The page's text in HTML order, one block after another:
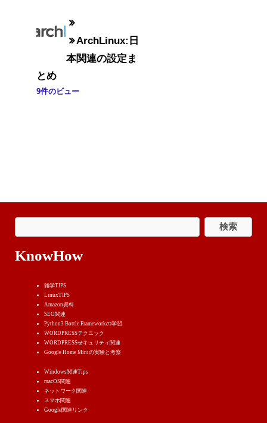
ArchLinux:日
本関連の設定ま
とめ
9件のビュー
KnowHow
雑学TIPS
LinuxTIPS
Amazon資料
SEO関連
Python3 Bottle Frameworkの学習
WORDPRESSテクニック
WORDPRESSせキュリティ関連
Google Home Miniの実験と考察
Windows関連Tips
macOS関連
ネットワーク関連
スマホ関連
Google関連リンク